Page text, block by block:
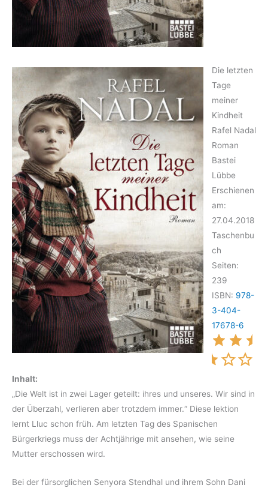
Die letzten
Tage
meiner
Kindheit
Rafel Nadal
Roman
Bastei
Lübbe
Erschienen
am:
27.04.2018
Taschenbu
ch
Seiten:
239
ISBN: 978-
3-404-
17678-6
Inhalt:
„Die Welt ist in zwei Lager geteilt: ihres und unseres. Wir sind in
der Überzahl, verlieren aber trotzdem immer.“ Diese lektion
lernt Lluc schon früh. Am letzten Tag des Spanischen
Bürgerkriegs muss der Achtjährige mit ansehen, wie seine
Mutter erschossen wird.
Bei der fürsorglichen Senyora Stendhal und ihrem Sohn Dani